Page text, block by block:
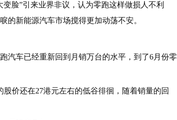
脸”引来业界非议，认为零跑这样做损人不利
的新能源汽车市场搅得更加动荡不安。
汽车已经重新回到月销万台的水平，到了6月份零
价还在27港元左右的低谷徘徊，随着销量的回